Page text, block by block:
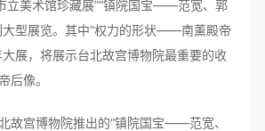
立美术馆珍藏展”“镇院国宝——范宽、郭
大型展览。其中“权力的形状——南薰殿帝
大展，将展示台北故宫博物院最重要的收
像。
宫博物院推出的“镇院国宝——范宽、